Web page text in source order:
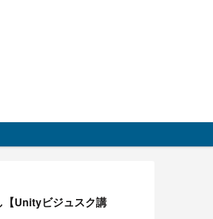
【Unityビジュスク講